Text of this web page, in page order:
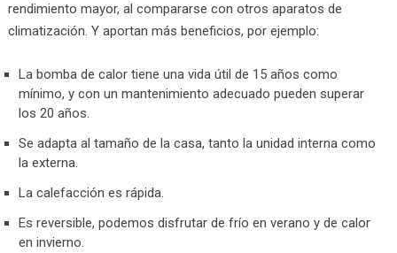
rendimiento mayor, al compararse con otros aparatos de
climatización. Y aportan más beneficios, por ejemplo:
La bomba de calor tiene una vida útil de 15 años como
mínimo, y con un mantenimiento adecuado pueden superar
los 20 años.
Se adapta al tamaño de la casa, tanto la unidad interna como
la externa.
La calefacción es rápida.
Es reversible, podemos disfrutar de frío en verano y de calor
en invierno.